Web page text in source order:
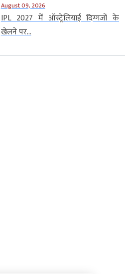
August 09, 2026
IPL 2027 में ऑस्ट्रेलियाई दिग्गजों के
खेलने पर...